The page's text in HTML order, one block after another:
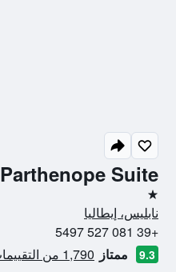
Parthenope Suite
نجمة واحدة
نابليس، إيطاليا
+39 081 527 5497
9.3 ممتاز 1,790 من التقييمات تم التحقق منها